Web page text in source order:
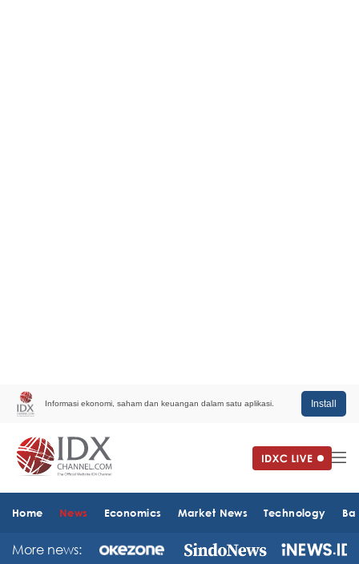
Informasi ekonomi, saham dan keuangan dalam satu aplikasi. Install
Home News Economics Market News Technology
More news: